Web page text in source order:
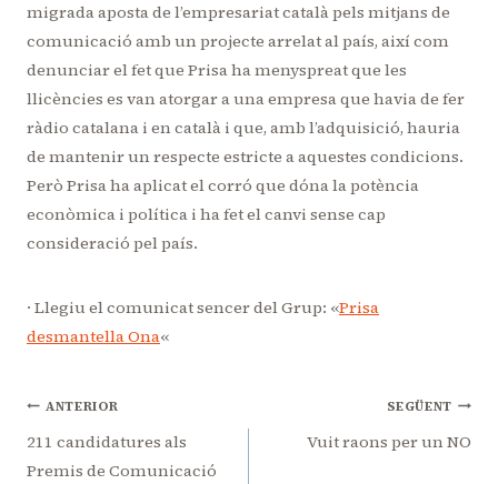
migrada aposta de l’empresariat català pels mitjans de
comunicació amb un projecte arrelat al país, així com
denunciar el fet que Prisa ha menyspreat que les
llicències es van atorgar a una empresa que havia de fer
ràdio catalana i en català i que, amb l’adquisició, hauria
de mantenir un respecte estricte a aquestes condicions.
Però Prisa ha aplicat el corró que dóna la potència
econòmica i política i ha fet el canvi sense cap
consideració pel país.
· Llegiu el comunicat sencer del Grup: «Prisa
desmantella Ona«
Navegació
d'entrades
ANTERIOR
211 candidatures als
Premis de Comunicació
SEGÜENT
Vuit raons per un NO